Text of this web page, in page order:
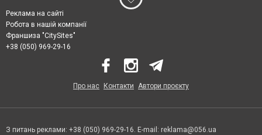
Реклама на сайті
Робота в нашій компанії
Франшиза "CitySites"
+38 (050) 969-29-16
Про нас Контакти Автори проєкту
З питань реклами: +38 (050) 969-29-16. E-mail: reklama@056.ua